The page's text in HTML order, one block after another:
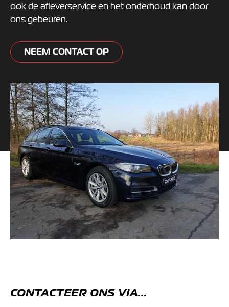
ook de afleverservice en het onderhoud kan door
ons gebeuren.
NEEM CONTACT OP
CONTACTEER ONS VIA...